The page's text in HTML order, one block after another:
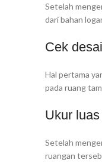
Setelah
dari bahan
Cek
Hal pertama
pada ruang
Ukur
Setelah
ruangan